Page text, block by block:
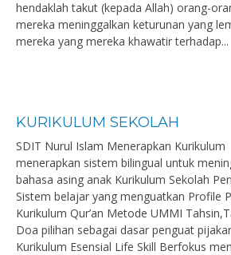
hendaklah takut (kepada Allah) orang-
mereka meninggalkan keturunan yang
mereka yang mereka khawatir terhadap...
KURIKULUM SEKOLAH
SDIT Nurul Islam Menerapkan
menerapkan sistem bilingual untuk
bahasa asing anak Kurikulum Sekolah
Sistem belajar yang menguatkan Profile
Kurikulum Qur’an Metode UMMI
Doa pilihan sebagai dasar penguat
Kurikulum Esensial Life Skill Berfokus